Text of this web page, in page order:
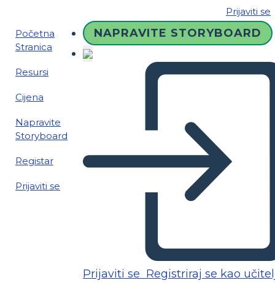
Prijaviti se
Početna
Stranica
Resursi
Cijena
Napravite
Storyboard
Registar
Prijaviti se
NAPRAVITE STORYBOARD
Prijaviti se Registriraj se kao